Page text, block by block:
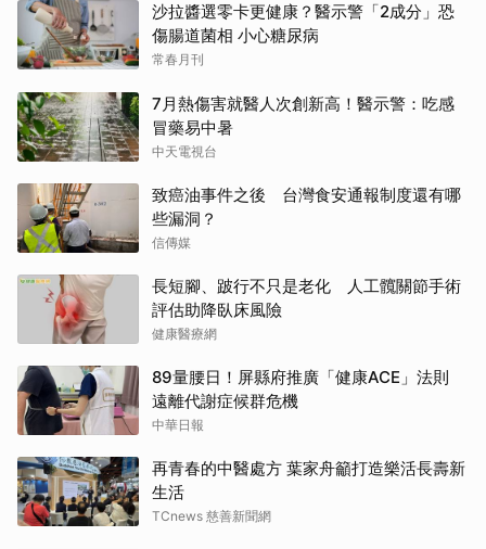
沙拉醬選零卡更健康？醫示警「2成分」恐
傷腸道菌相 小心糖尿病
常春月刊
7月熱傷害就醫人次創新高！醫示警：吃感
冒藥易中暑
中天電視台
致癌油事件之後 台灣食安通報制度還有哪
些漏洞？
信傳媒
長短腳、跛行不只是老化 人工髖關節手術
評估助降臥床風險
健康醫療網
89量腰日！屏縣府推廣「健康ACE」法則
遠離代謝症候群危機
中華日報
再青春的中醫處方 葉家舟籲打造樂活長壽新
生活
TCnews 慈善新聞網